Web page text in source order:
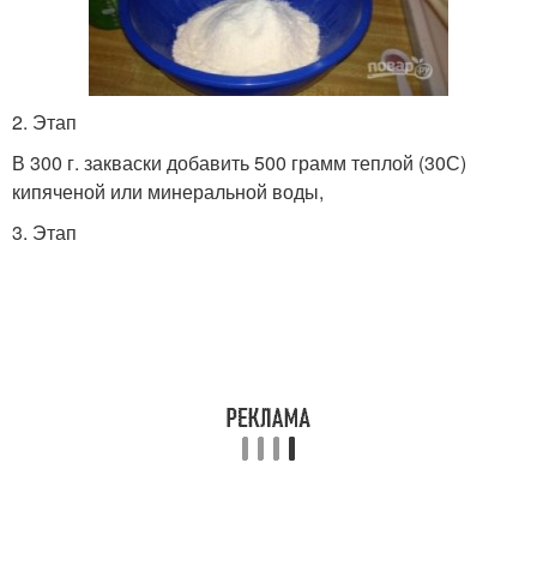
2. Этап
В 300 г. закваски добавить 500 грамм теплой (30С)
кипяченой или минеральной воды,
3. Этап